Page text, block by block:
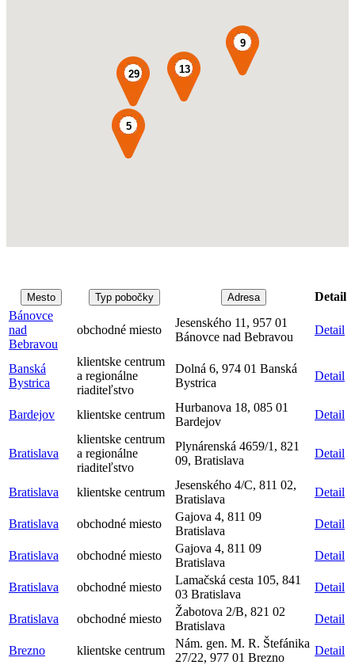
29
9
13
5
Mesto Typ pobočky Adresa
Detail
Bánovce
nad
Bebravou
obchodné miesto
Jesenského 11, 957 01
Bánovce nad Bebravou
Detail
Banská
Bystrica
klientske centrum
a regionálne
riaditeľstvo
Dolná 6, 974 01 Banská
Bystrica
Detail
Bardejov klientske centrum
Hurbanova 18, 085 01
Bardejov
Detail
Bratislava
klientske centrum
a regionálne
riaditeľstvo
Plynárenská 4659/1, 821
09, Bratislava
Detail
Bratislava klientske centrum
Jesenského 4/C, 811 02,
Bratislava
Detail
Bratislava obchodné miesto
Gajova 4, 811 09
Bratislava
Detail
Bratislava obchodné miesto
Gajova 4, 811 09
Bratislava
Detail
Bratislava obchodné miesto
Lamačská cesta 105, 841
03 Bratislava
Detail
Bratislava obchodné miesto
Žabotova 2/B, 821 02
Bratislava
Detail
Brezno klientske centrum
Nám. gen. M. R. Štefánika
27/22, 977 01 Brezno
Detail